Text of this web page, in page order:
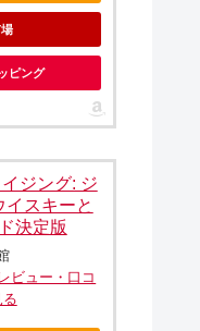
ピング
ジング: ジ
イスキーと
決定版
ビュー・口コ
る